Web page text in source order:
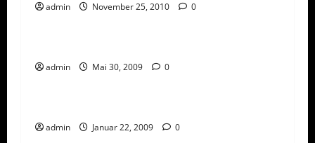
admin November 25, 2010 0
Tagesgeschäft
admin Mai 30, 2009 0
Teamarbeit
admin Januar 22, 2009 0